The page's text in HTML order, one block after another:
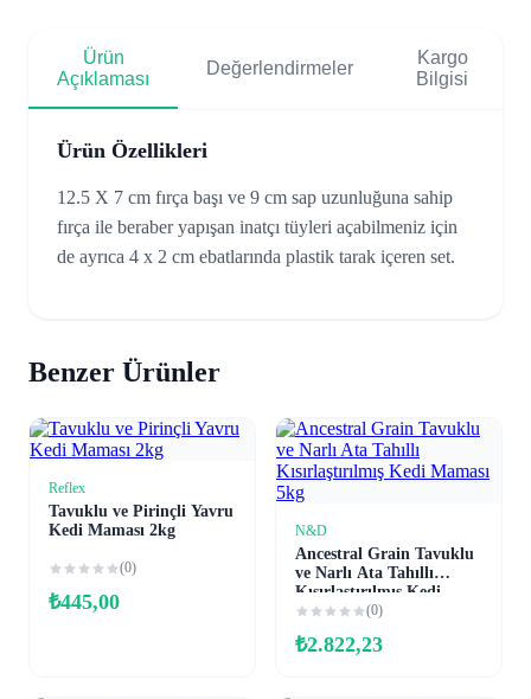
Ürün
Açıklaması
Değerlendirmeler
Kargo
Bilgisi
Ürün Özellikleri
12.5 X 7 cm fırça başı ve 9 cm sap uzunluğuna sahip
fırça ile beraber yapışan inatçı tüyleri açabilmeniz için
de ayrıca 4 x 2 cm ebatlarında plastik tarak içeren set.
Benzer Ürünler
Reflex
Tavuklu ve Pirinçli Yavru
Kedi Maması 2kg
(0)
₺445,00
N&D
Ancestral Grain Tavuklu
ve Narlı Ata Tahıllı
Kısırlaştırılmış Kedi
Maması 5kg
(0)
₺2.822,23